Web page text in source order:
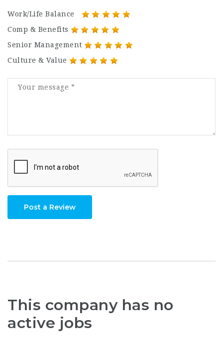
Work/Life Balance
Comp & Benefits
Senior Management
Culture & Value
Post a Review
This company has no
active jobs